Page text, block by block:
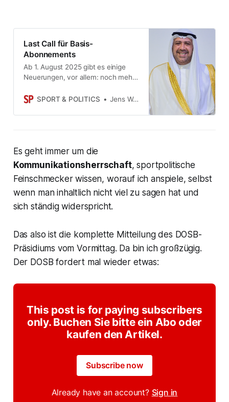
Last Call für Basis-
Abonnements
Ab 1. August 2025 gibt es einige
Neuerungen, vor allem: noch mehr
Nur in den nächsten 24 Stunden
weiterhin zum bisherigen Preis
SPORT & POLITICS Jens Weinreich
Es geht immer um die
Kommunikationsherrschaft, sportpolitische
Feinschmecker wissen, worauf ich anspiele, selbst
wenn man inhaltlich nicht viel zu sagen hat und
sich ständig widerspricht.
Das also ist die komplette Mitteilung des DOSB-
Präsidiums vom Vormittag. Da bin ich großzügig.
Der DOSBfordert mal wieder etwas:
This post is for paying subscribers
only. Buchen Sie bitte ein Abo oder
kaufen den Artikel.
Subscribe now
Already have an account? Sign in